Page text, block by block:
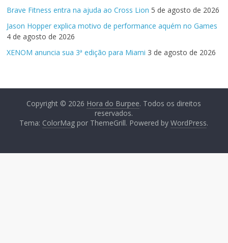
Brave Fitness entra na ajuda ao Cross Lion 5 de agosto de 2026
Jason Hopper explica motivo de performance aquém no Games
4 de agosto de 2026
XENOM anuncia sua 3ª edição para Miami 3 de agosto de 2026
Copyright © 2026 Hora do Burpee. Todos os direitos
reservados.
Tema: ColorMag por ThemeGrill. Powered byWordPress.